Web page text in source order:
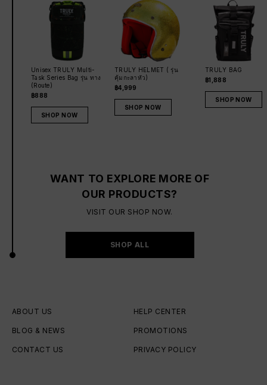
Unisex TRULY Multi-
Task Series Bag รุ่น ทาง
(Route)
฿888
SHOP NOW
TRULY HELMET ( รุ่น
คุ้มกะลาหัว)
฿4,999
SHOP NOW
TRULY BAG
฿1,888
SHOP NOW
WANT TO EXPLORE MORE OF
OUR PRODUCTS?
VISIT OUR SHOP NOW.
SHOP ALL
ABOUT US HELP CENTER
BLOG & NEWS PROMOTIONS
CONTACT US PRIVACY POLICY